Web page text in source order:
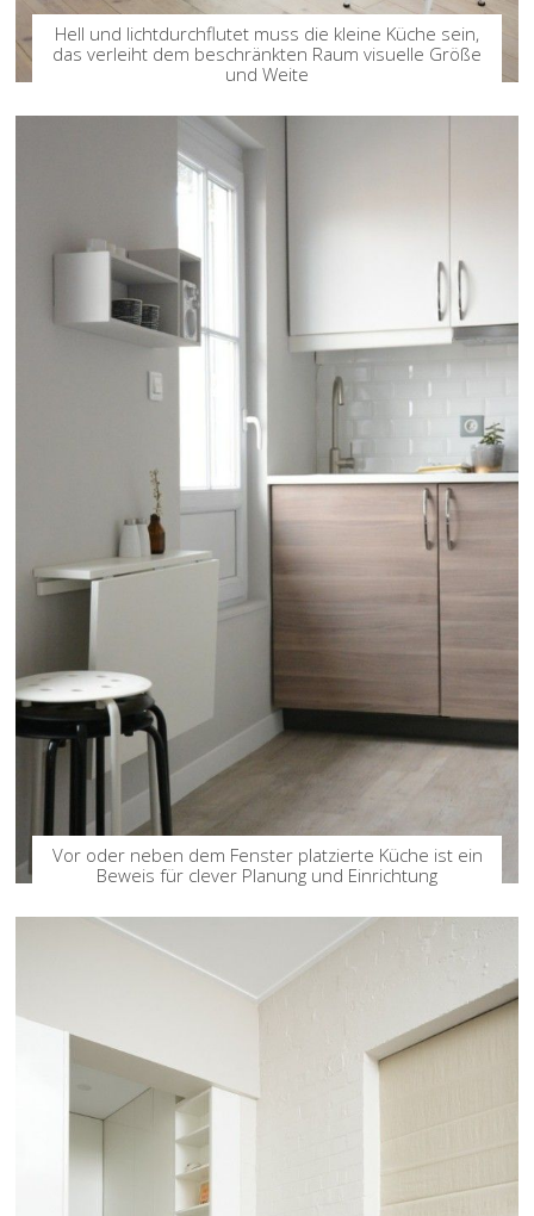
Hell und lichtdurchflutet muss die kleine Küche sein,
das verleiht dem beschränkten Raum visuelle Größe
und Weite
Vor oder neben dem Fenster platzierte Küche ist ein
Beweis für clever Planung und Einrichtung